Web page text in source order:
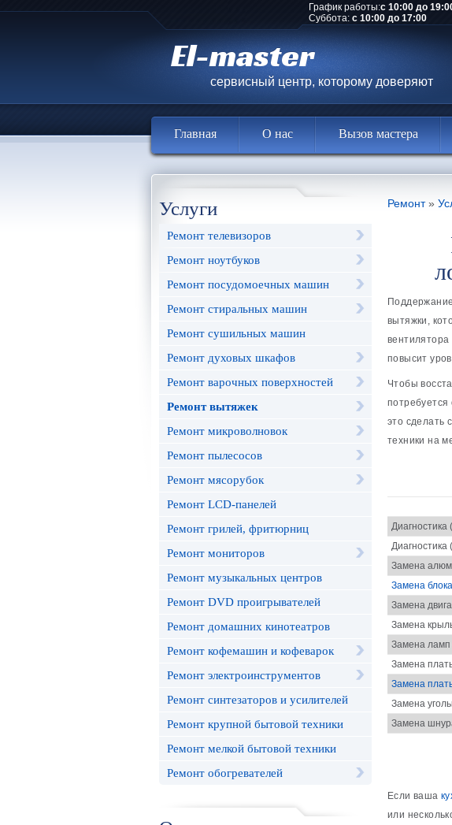
El-master
сервисный центр, которому доверяют
График работы:с 10:00 до
Суббота: с 10:00 до 17:00
Главная О нас Вызов мастера
Услуги
Ремонт телевизоров
Ремонт ноутбуков
Ремонт посудомоечных машин
Ремонт стиральных машин
Ремонт сушильных машин
Ремонт духовых шкафов
Ремонт варочных поверхностей
Ремонт вытяжек
Ремонт микроволновок
Ремонт пылесосов
Ремонт мясорубок
Ремонт LCD-панелей
Ремонт грилей, фритюрниц
Ремонт мониторов
Ремонт музыкальных центров
Ремонт DVD проигрывателей
Ремонт домашних кинотеатров
Ремонт кофемашин и кофеварок
Ремонт электроинструментов
Ремонт синтезаторов и усилителей
Ремонт крупной бытовой техники
Ремонт мелкой бытовой техники
Ремонт обогревателей
Ремонт»
вытяжки,
вентилятора
повысит
Чтобы
это сделать
техники на
Замена
Замена
Замена
Замена
Замена
Замена
Замена
Замена
Замена
Если ваша
или